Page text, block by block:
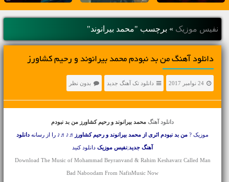
نفیس موزیک » برچسب "محمد بیرانوند"
دانلود آهنگ من بد نبودم محمد بیرانوند و رحیم کشاورز
24 نوامبر 2017 دانلود تک آهنگ جدید بدون نظر
دانلود آهنگمحمد بیرانوند و رحیم کشاورز من بد نبودم
موزیک ? من بد نبودم اثری از محمد بیرانوند و رحیم کشاورز ♬♪♬♪ را از رسانه دانلود
آهنگ جدید;نفیس موزیکدانلود کنید
Download The Music of Mohammad Beyranvand & Rahim Keshavarz Called Man
Bad Naboodam From NafisMusic Now